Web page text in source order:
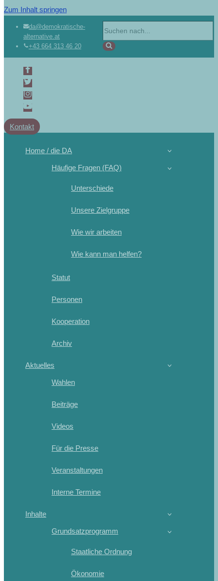
Zum Inhalt springen
da@demokratische-
alternative.at
+43 664 313 46 20
Kontakt
Home / die DA
Häufige Fragen (FAQ)
Unterschiede
Unsere Zielgruppe
Wie wir arbeiten
Wie kann man helfen?
Statut
Personen
Kooperation
Archiv
Aktuelles
Wahlen
Beiträge
Videos
Für die Presse
Veranstaltungen
Interne Termine
Inhalte
Grundsatzprogramm
Staatliche Ordnung
Ökonomie